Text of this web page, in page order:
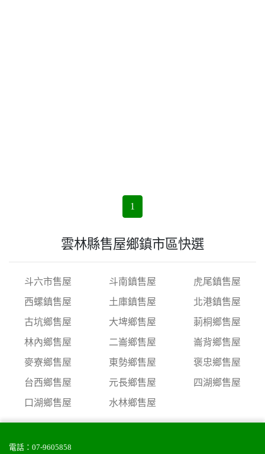
1
雲林縣售屋鄉鎮市區快選
斗六市售屋 斗南鎮售屋
虎尾鎮售屋
西螺鎮售屋
土庫鎮售屋
北港鎮售屋
古坑鄉售屋
大埤鄉售屋
莿桐鄉售屋
林內鄉售屋
二崙鄉售屋
崙背鄉售屋
麥寮鄉售屋
東勢鄉售屋
褒忠鄉售屋
台西鄉售屋
元長鄉售屋
四湖鄉售屋
口湖鄉售屋
水林鄉售屋
電話： 07-9605858